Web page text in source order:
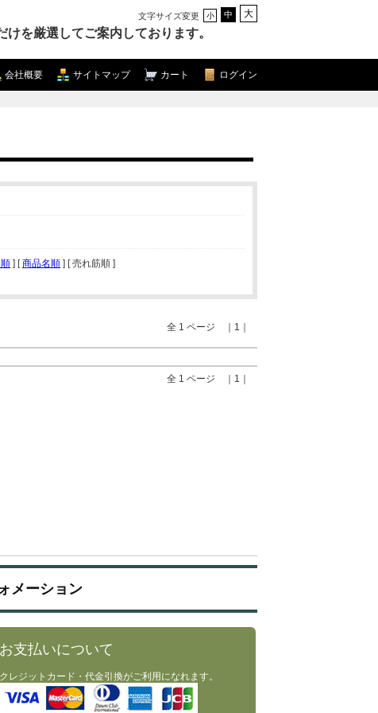
文字サイズ変更 小 中 大
を厳選してご案内しております。
ログイン
カート
サイトマップ
会社概要
] [商品名順 ] [ 売れ筋順 ]
全 1 ページ ｜1｜
全 1 ページ ｜1｜
メーション
お支払いについて
クレジットカード・代金引換がご利用になれます。